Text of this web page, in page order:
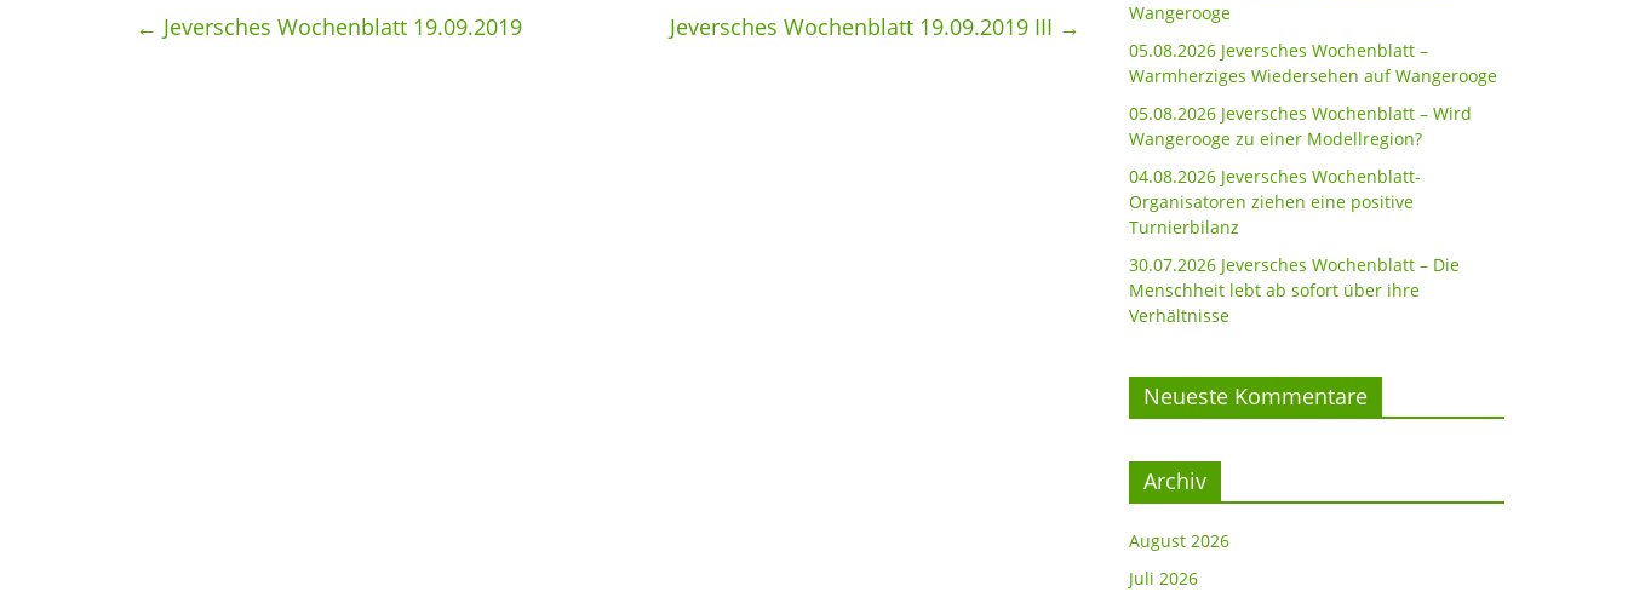
← Jeversches Wochenblatt 19.09.2019 Jeversches Wochenblatt 19.09.2019 III →
Wangerooge
05.08.2026 Jeversches Wochenblatt –
Warmherziges Wiedersehen auf Wangerooge
05.08.2026 Jeversches Wochenblatt – Wird
Wangerooge zu einer Modellregion?
04.08.2026 Jeversches Wochenblatt-
Organisatoren ziehen eine positive
Turnierbilanz
30.07.2026 Jeversches Wochenblatt – Die
Menschheit lebt ab sofort über ihre
Verhältnisse
Neueste Kommentare
Archiv
August 2026
Juli 2026